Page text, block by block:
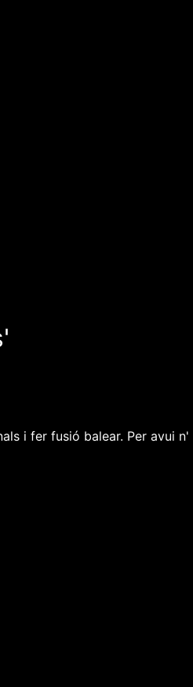
i fer fusió balear. Per avui